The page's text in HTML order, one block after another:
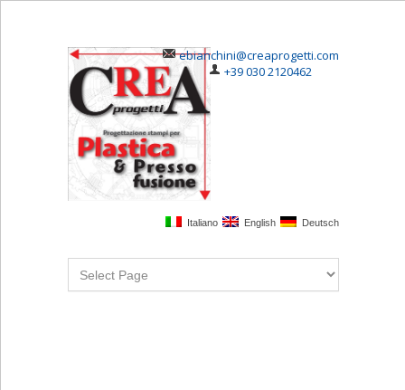
ebianchini@creaprogetti.com
+39 030 2120462
Italiano English Deutsch